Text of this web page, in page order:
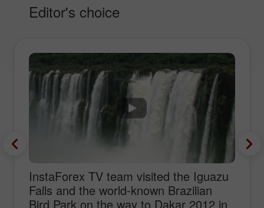
Editor's choice
InstaForex TV team visited the Iguazu
Falls and the world-known Brazilian
Bird Park on the way to Dakar 2012 in